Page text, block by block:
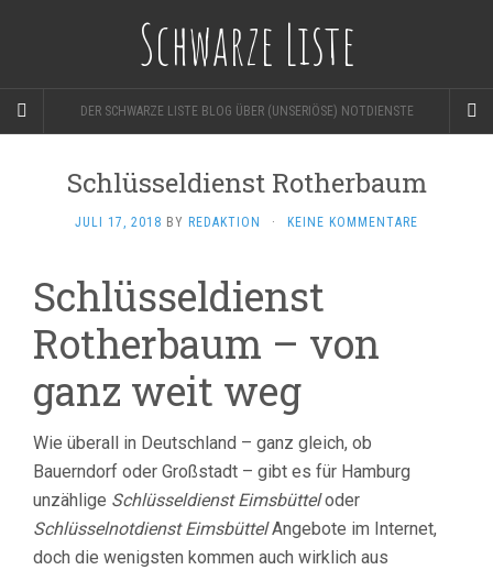
Schwarze Liste
DER SCHWARZE LISTE BLOG ÜBER (UNSERIÖSE) NOTDIENSTE
Schlüsseldienst Rotherbaum
JULI 17, 2018 BY REDAKTION · KEINE KOMMENTARE
Schlüsseldienst
Rotherbaum – von
ganz weit weg
Wie überall in Deutschland – ganz gleich, ob
Bauerndorf oder Großstadt – gibt es für Hamburg
unzählige Schlüsseldienst Eimsbütteloder
Schlüsselnotdienst EimsbüttelAngebote im Internet,
doch die wenigsten kommen auch wirklich aus